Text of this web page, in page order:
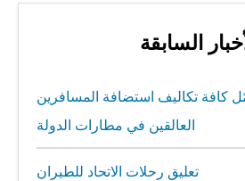
السابقة
كافة تكاليف استضافة المسافرين
العالقين في مطارات الدولة
تعليق رحلات الاتحاد للطيران